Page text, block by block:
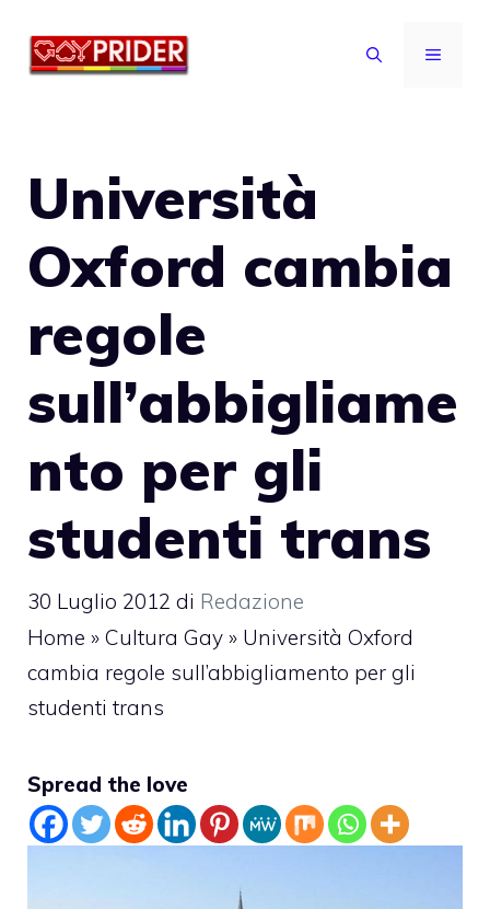
MENU
Università
Oxford cambia
regole
sull’abbigliame
nto per gli
studenti trans
30 Luglio 2012 di Redazione
Home » Cultura Gay » Università Oxford
cambia regole sull’abbigliamento per gli
studenti trans
Spread the love